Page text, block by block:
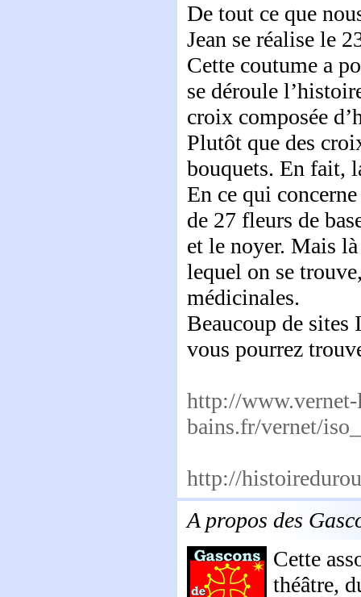
De tout ce que
Jean se réalise le
Cette coutume a
se déroule
croix composée
Plutôt que des
bouquets. En fait,
En ce qui
de 27 fleurs de
et le noyer. Mais
lequel on se
médicinales.
Beaucoup de sites
vous pourrez
http://www.vernet-
bains.fr/vernet/
http://
A propos des
Cette
théâtre,